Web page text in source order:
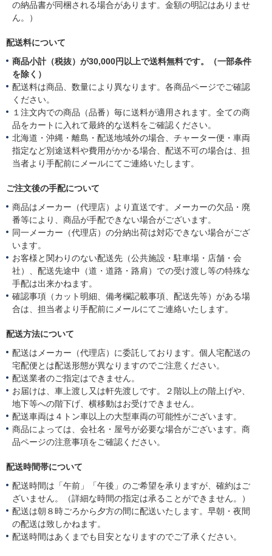
の納品書が同梱される場合があります。金額の明記はありませ
ん。）
配送料について
商品小計（税抜）が30,000円以上で送料無料です。（一部条件
を除く）
配送料は商品、数量により異なります。各商品ページでご確認
ください。
１注文内での商品（品番）毎に送料が適用されます。全ての商
品をカートに入れて最終的な送料をご確認ください。
北海道・沖縄・離島・配送地域外の場合、チャーター便・車両
指定など別途送料や費用がかかる場合、配送不可の場合は、担
当者より手配前にメールにてご連絡いたします。
ご注文後の手配について
商品はメーカー（代理店）より直送です。メーカーの欠品・廃
番等により、商品が手配できない場合がございます。
同一メーカー（代理店）の分納出荷は対応できない場合がござ
います。
お客様と関わりのない配送先（公共施設・駐車場・店舗・会
社）、配送先途中（道・道路・路肩）での受け渡し等の特殊な
手配は出来かねます。
確認事項（カット明細、備考欄記載事項、配送先等）がある場
合は、担当者より手配前にメールにてご連絡いたします。
配送方法について
配送はメーカー（代理店）に委託しております。個人宅配送の
宅配便とは配送形態が異なりますのでご注意ください。
配送業者のご指定はできません。
お届けは、車上渡し又は軒先渡しです。２階以上の階上げや、
地下等への階下げ、横移動はお受けできません。
配送車両は４トン車以上の大型車両の可能性がございます。
商品によっては、会社名・屋号が必要な場合がございます。商
品ページの注意事項をご確認ください。
配送時間帯について
配送時間は「午前」「午後」のご希望を承りますが、確約はご
ざいません。（詳細な時間の指定は承ることができません。）
配送は朝８時ごろから夕方の間に配送いたします。早朝・夜間
の配送は致しかねます。
配送時間はあくまでも目安となりますのでご了承ください。